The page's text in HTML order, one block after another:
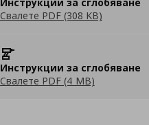
Свалете PDF (308 KB)
Инструкции за сглобяване
Свалете PDF (4 MB)